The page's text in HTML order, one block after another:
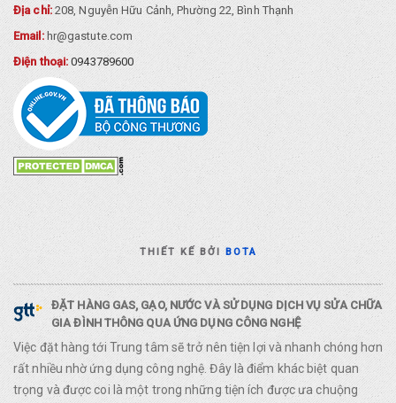
Địa chỉ:208, Nguyễn Hữu Cảnh, Phường 22, Bình Thạnh
Email: hr@gastute.com
Điện thoại:0943789600
THIẾT KẾ BỞIBOTA
ĐẶT HÀNG GAS, GẠO, NƯỚC VÀ SỬ DỤNG DỊCH VỤ SỬA CHỮA
GIA ĐÌNH THÔNG QUA ỨNG DỤNG CÔNG NGHỆ
Việc đặt hàng tới Trung tâm sẽ trở nên tiện lợi và nhanh chóng hơn
rất nhiều nhờ ứng dụng công nghệ. Đây là điểm khác biệt quan
trọng và được coi là một trong những tiện ích được ưa chuộng